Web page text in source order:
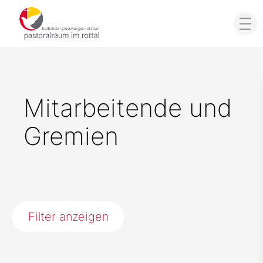
Mitarbeitende und
Gremien
Filter anzeigen